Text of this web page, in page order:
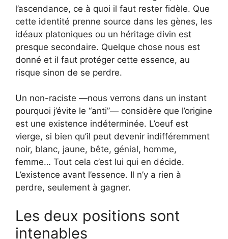
l’ascendance, ce à quoi il faut rester fidèle. Que
cette identité prenne source dans les gènes, les
idéaux platoniques ou un héritage divin est
presque secondaire. Quelque chose nous est
donné et il faut protéger cette essence, au
risque sinon de se perdre.
Un non-raciste —nous verrons dans un instant
pourquoi j’évite le “anti”— considère que l’origine
est une existence indéterminée. L’oeuf est
vierge, si bien qu’il peut devenir indifféremment
noir, blanc, jaune, bête, génial, homme,
femme… Tout cela c’est lui qui en décide.
L’existence avant l’essence. Il n’y a rien à
perdre, seulement à gagner.
Les deux positions sont
intenables